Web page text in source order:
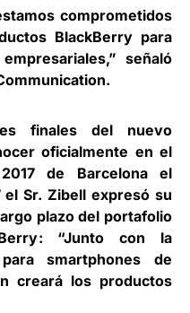
comprometidos
BlackBerry para
señaló
finales del nuevo
oficialmente en el
de Barcelona el
el Sr. Zibell expresó su
plazo del portafolio
“Junto con la
smartphones de
creará los productos